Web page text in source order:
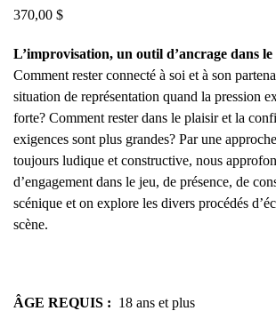
370,00 $
L’improvisation, un outil d’ancrage dans
Comment rester connecté à soi et à son
situation de représentation quand la pression
forte? Comment rester dans le plaisir et la
exigences sont plus grandes? Par une
toujours ludique et constructive, nous
d’engagement dans le jeu, de présence, de
scénique et on explore les divers procédés
scène.
ÂGE REQUIS : 18 ans et plus